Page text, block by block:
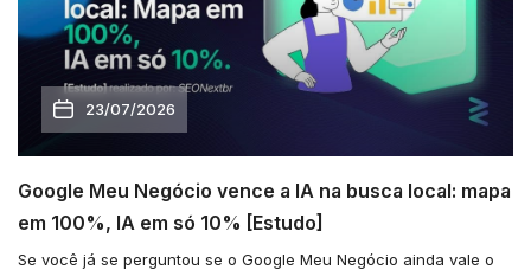
23/07/2026
Google Meu Negócio vence a IA na busca local: mapa
em 100%, IA em só 10% [Estudo]
Se você já se perguntou se o Google Meu Negócio ainda vale o